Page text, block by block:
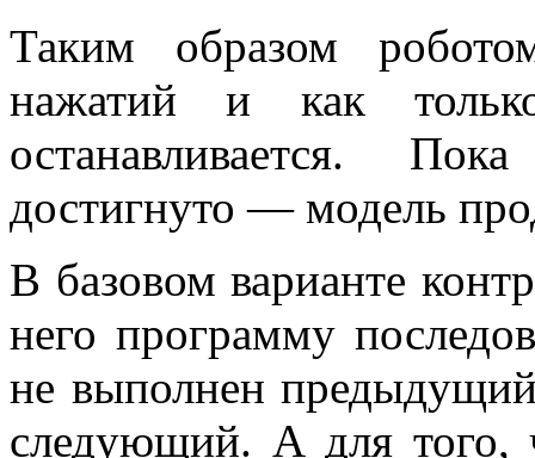
Таким образом
нажатий и как
останавливается.
достигнуто — модель
В базовом варианте
него программу
не выполнен
следующий. А для того,